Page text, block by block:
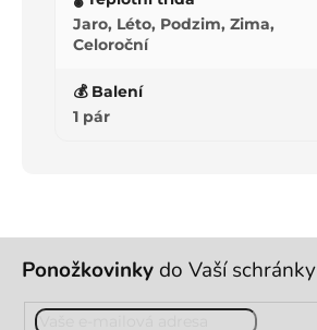
Jaro, Léto, Podzim, Zima,
Celoroční
💰 Balení
1 pár
Z
Ponožkovinky do Vaší schránky